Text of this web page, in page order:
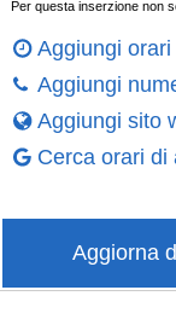
Per questa inserzione non
Aggiungi
Aggiungi
Aggiungi sito
Cerca orari di
Aggiorna